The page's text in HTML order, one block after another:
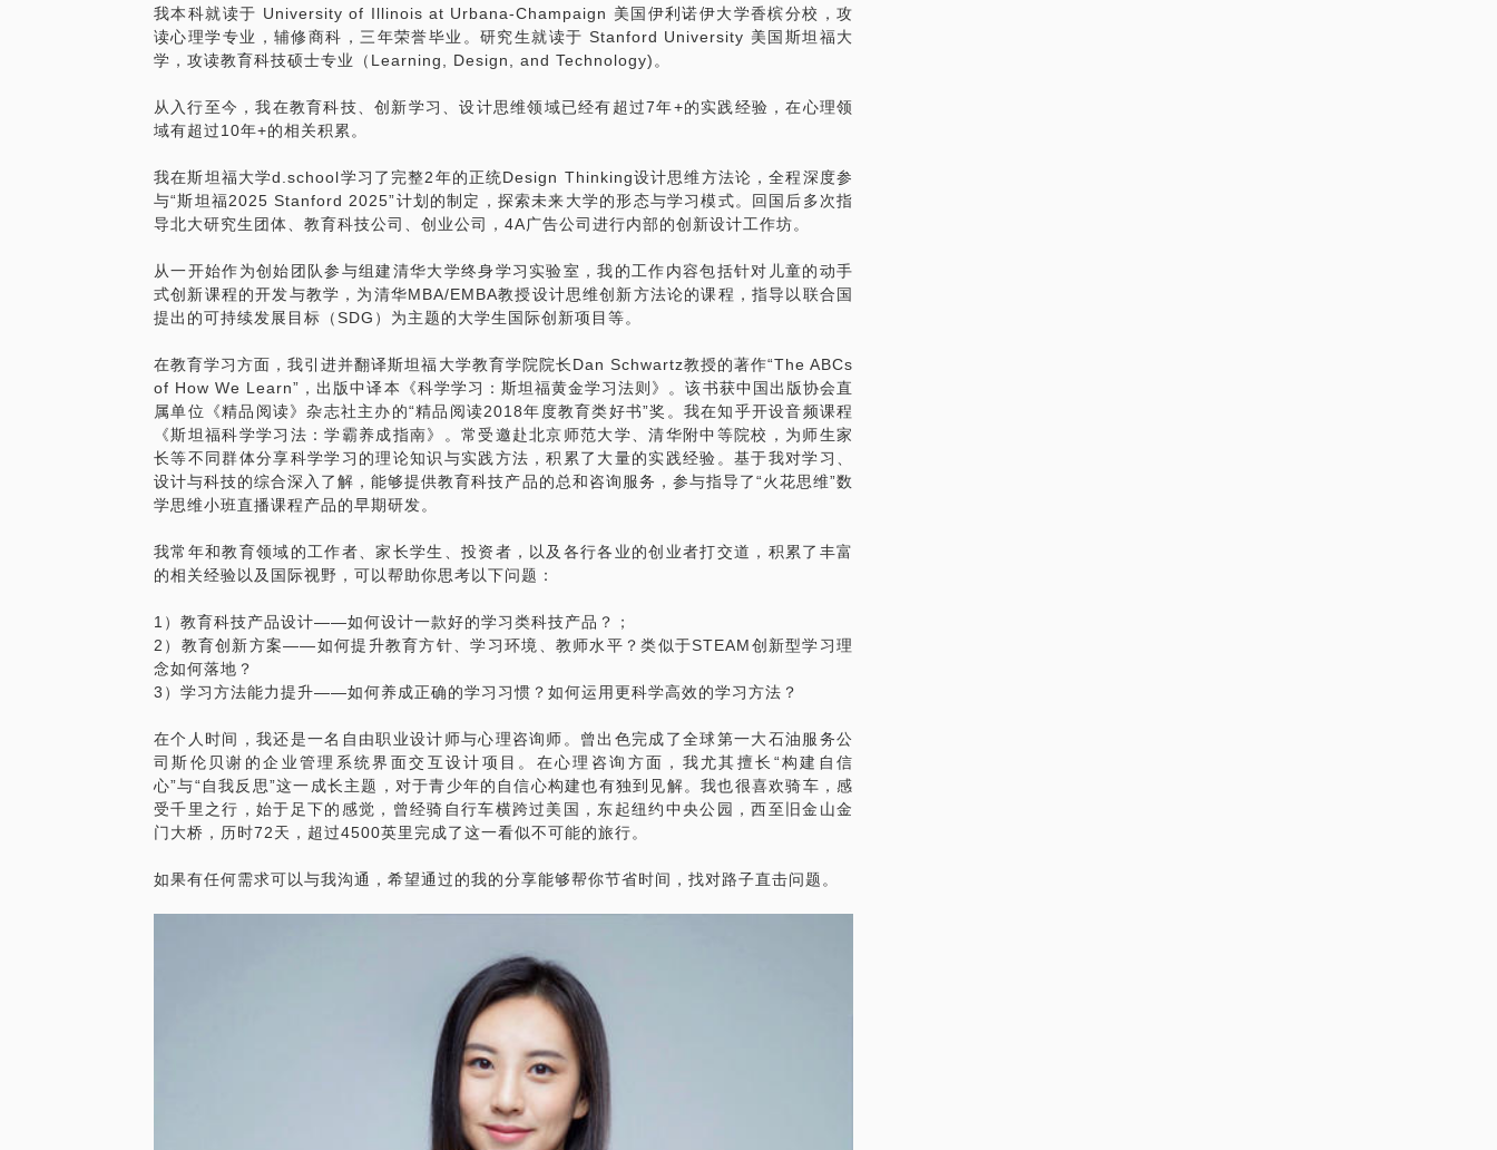
这是为什么我引进《科学学习：斯坦福黄金学习法则》（The ABCs of How We Lear
n）这本书，首作者为斯坦福大学教育学院院长Dan Schwartz教授，书中的学习方法都
核心学习机制"的课程，因为这门课吸引了不同背景的学生，如律师、物理学家、工程
师、商业管理者、教师、教育科技工作者，供不应求，足以见证聪明人的选择。
我是这本书的中文版译者，也是科学学习方法的实践者、受益者。在之前，我收到很多
读者的来信说，这本书内容相当好，但是“纸上得来终觉浅，绝知此事要躬行”，所以我
开设了更多的学习课程，希望能够帮助到不同的人群：学生、家长、老师、终身学习
者。 我衷心希望大家在学习上投入的每一分精力、每一块钱都能换来实实在在的效果。
我本科就读于 University of Illinois at Urbana-Champaign 美国伊利诺伊大学香槟分校，攻
读心理学专业，辅修商科，三年荣誉毕业。研究生就读于 Stanford University 美国斯坦福大
学，攻读教育科技硕士专业（Learning, Design, and Technology)。
从入行至今，我在教育科技、创新学习、设计思维领域已经有超过7年+的实践经验，在心理领
域有超过10年+的相关积累。
我在斯坦福大学d.school学习了完整2年的正统Design Thinking设计思维方法论，全程深度参
与“斯坦福2025 Stanford 2025”计划的制定，探索未来大学的形态与学习模式。回国后多次指
导北大研究生团体、教育科技公司、创业公司，4A广告公司进行内部的创新设计工作坊。
从一开始作为创始团队参与组建清华大学终身学习实验室，我的工作内容包括针对儿童的动手
式创新课程的开发与教学，为清华MBA/EMBA教授设计思维创新方法论的课程，指导以联合国
提出的可持续发展目标（SDG）为主题的大学生国际创新项目等。
在教育学习方面，我引进并翻译斯坦福大学教育学院院长Dan Schwartz教授的著作“The ABCs
of How We Learn”，出版中译本《科学学习：斯坦福黄金学习法则》。该书获中国出版协会直
属单位《精品阅读》杂志社主办的“精品阅读2018年度教育类好书”奖。我在知乎开设音频课程
《斯坦福科学学习法：学霸养成指南》。常受邀赴北京师范大学、清华附中等院校，为师生家
长等不同群体分享科学学习的理论知识与实践方法，积累了大量的实践经验。基于我对学习、
设计与科技的综合深入了解，能够提供教育科技产品的总和咨询服务，参与指导了“火花思维”数
学思维小班直播课程产品的早期研发。
我常年和教育领域的工作者、家长学生、投资者，以及各行各业的创业者打交道，积累了丰富
的相关经验以及国际视野，可以帮助你思考以下问题：
1）教育科技产品设计——如何设计一款好的学习类科技产品？；
2）教育创新方案——如何提升教育方针、学习环境、教师水平？类似于STEAM创新型学习理
念如何落地？
3）学习方法能力提升——如何养成正确的学习习惯？如何运用更科学高效的学习方法？
在个人时间，我还是一名自由职业设计师与心理咨询师。曾出色完成了全球第一大石油服务公
司斯伦贝谢的企业管理系统界面交互设计项目。在心理咨询方面，我尤其擅长“构建自信
心”与“自我反思”这一成长主题，对于青少年的自信心构建也有独到见解。我也很喜欢骑车，感
受千里之行，始于足下的感觉，曾经骑自行车横跨过美国，东起纽约中央公园，西至旧金山金
门大桥，历时72天，超过4500英里完成了这一看似不可能的旅行。
如果有任何需求可以与我沟通，希望通过的我的分享能够帮你节省时间，找对路子直击问题。